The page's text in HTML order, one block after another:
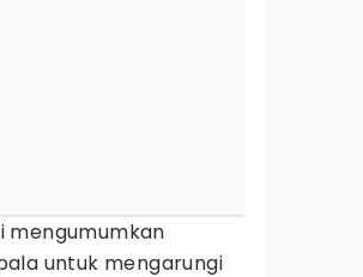
mengumumkan
untuk mengarungi